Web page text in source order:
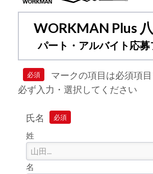
WORKMAN Plus
パート・アルバイト応募
必須
マークの項目は必須項目
必ず入力・選択してください
氏名 必須
姓
名